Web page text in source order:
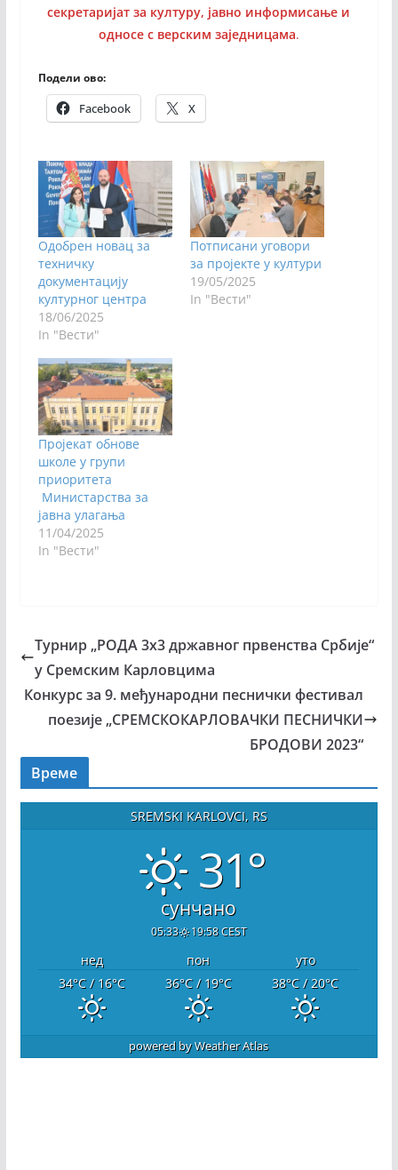
секретаријат за културу, јавно информисање и
односе с верским заједницама.
Подели ово:
Facebook X
Одобрен новац за
техничку
документацију
културног центра
18/06/2025
In "Вести"
Потписани уговори
за пројекте у култури
19/05/2025
In "Вести"
Пројекат обнове
школе у групи
приоритета
Министарства за
јавна улагања
11/04/2025
In "Вести"
Турнир „РОДА 3х3 државног првенства Србије“
у Сремским Карловцима
Конкурс за 9. међународни песнички фестивал
поезије „СРЕМСКОКАРЛОВАЧКИ ПЕСНИЧКИ
БРОДОВИ 2023“
Време
SREMSKI KARLOVCI, RS
31°
сунчано
05:33 19:58 CEST
нед пон
уто
34°C/ 16°C 36°C/ 19°C 38°C/ 20°C
powered byWeather Atlas